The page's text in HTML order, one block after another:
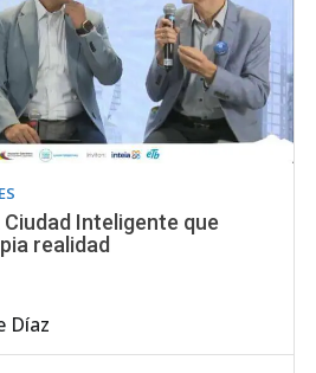
Inteligente que
realidad
Díaz